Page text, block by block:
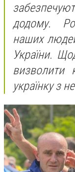
додому.
наших
України.
визволити
українку з